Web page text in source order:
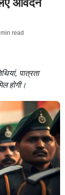
आवेदन
read
पात्रता
होगी।